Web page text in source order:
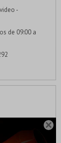

-
de 09:00 a